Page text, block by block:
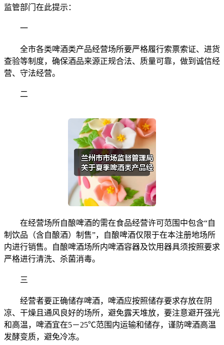
监管部门在此提示：
一
全市各类啤酒类产品经营场所要严格履行索票索证、进货
查验等制度，确保酒品来源正规合法、质量可靠，做到诚信经
营、守法经营。
二
在经营场所自酿啤酒的需在食品经营许可范围中包含“自
制饮品（含自酿酒）制售”，自酿啤酒仅限于在本注册地场所
内进行销售。自酿啤酒场所内啤酒容器及饮用器具须按照要求
严格进行清洗、杀菌消毒。
三
经营者要正确储存啤酒，啤酒应按照储存要求存放在阴
凉、干燥且通风良好的场所，避免露天堆放，要注意避开强光
和高温，啤酒宜在5－25℃范围内运输和储存，谨防啤酒高温
发酵变质，避免冷冻。